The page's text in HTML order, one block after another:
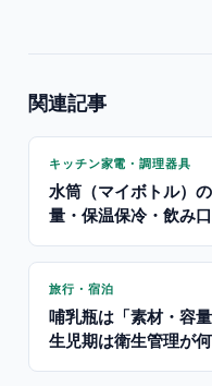
関連記事
キッチン家電・調理器具
水筒（マイボトル）
量・保温保冷・飲み
旅行・宿泊
哺乳瓶は「素材・容
生児期は衛生管理が